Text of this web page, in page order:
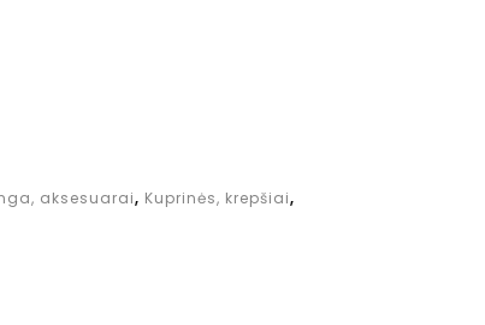
aksesuarai, Kuprinės, krepšiai,